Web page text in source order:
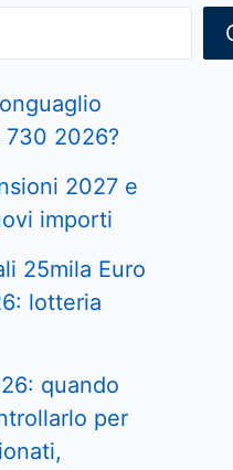
2026?
2027 e
importi
25mila Euro
lotteria
quando
per